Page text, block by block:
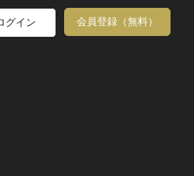
グイン 会員登録（無料）